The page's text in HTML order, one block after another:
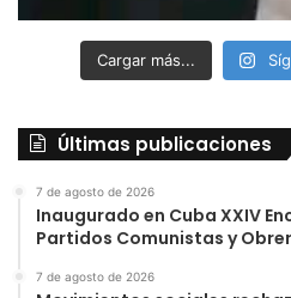
Cargar más...
Últimas publicaciones
7 de agosto de 2026
Inaugurado en Cuba XXIV
Partidos Comunistas y
7 de agosto de 2026